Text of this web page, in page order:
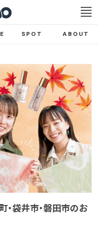
SPOT ABOUT
袋井市・磐田市のお